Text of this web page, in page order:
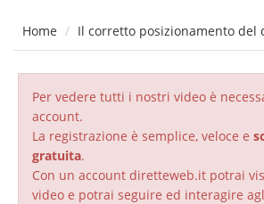
Home Il corretto posizionamento del
Per vedere tutti i nostri video è
account.
La registrazione è semplice, veloce e
gratuita.
Con un account diretteweb.it potrai
video e potrai seguire ed interagire